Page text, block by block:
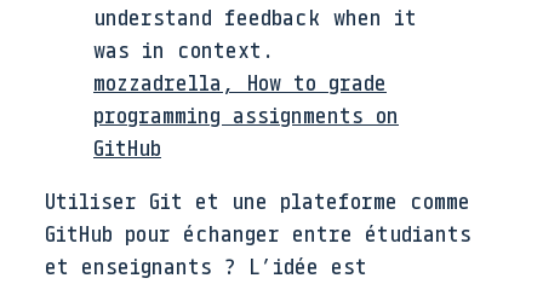
understand feedback when it
was in context.
mozzadrella, How to grade
programming assignments on
GitHub
Utiliser Git et une plateforme comme
GitHub pour échanger entre étudiants
et enseignants ? L’idée est